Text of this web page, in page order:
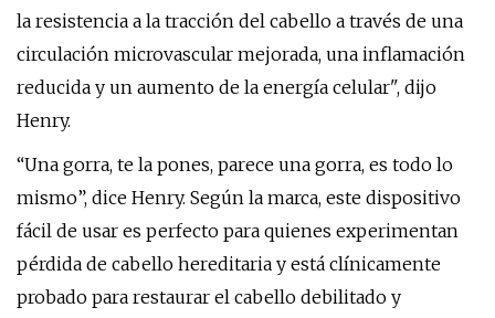
la resistencia a la tracción del cabello a través de una
circulación microvascular mejorada, una inflamación
reducida y un aumento de la energía celular", dijo
Henry.
“Una gorra, te la pones, parece una gorra, es todo lo
mismo”, dice Henry. Según la marca, este dispositivo
fácil de usar es perfecto para quienes experimentan
pérdida de cabello hereditaria y está clínicamente
probado para restaurar el cabello debilitado y